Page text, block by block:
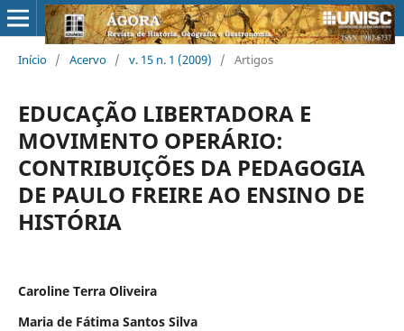
Início / Acervo / v. 15 n. 1 (2009) / Artigos
EDUCAÇÃO LIBERTADORA E
MOVIMENTO OPERÁRIO:
CONTRIBUIÇÕES DA PEDAGOGIA
DE PAULO FREIRE AO ENSINO DE
HISTÓRIA
Caroline Terra Oliveira
Maria de Fátima Santos Silva